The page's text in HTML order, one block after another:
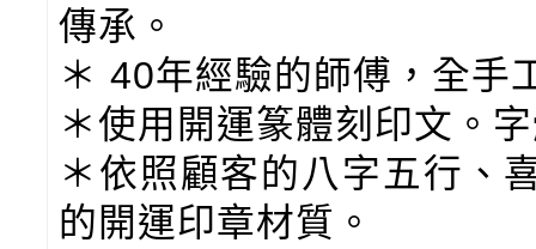
傳承。
＊ 40年經驗的師傅，全手
＊使用開運篆體刻印文。
＊依照顧客的八字五行、
的開運印章材質。